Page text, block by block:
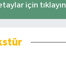
için tıklayın